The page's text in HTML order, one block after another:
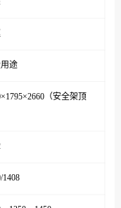
途
（安全架顶
1408